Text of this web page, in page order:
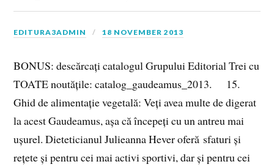
EDITURA3ADMIN 18 NOVEMBER 2013
BONUS: descărcați catalogul Grupului Editorial Trei cu
TOATE noutățile: catalog_gaudeamus_2013. 15.
Ghid de alimentație vegetală: Veți avea multe de digerat
la acest Gaudeamus, așa că începeți cu un antreu mai
ușurel. Dieteticianul Julieanna Hever oferă sfaturi și
rețete și pentru cei mai activi sportivi, dar și pentru cei